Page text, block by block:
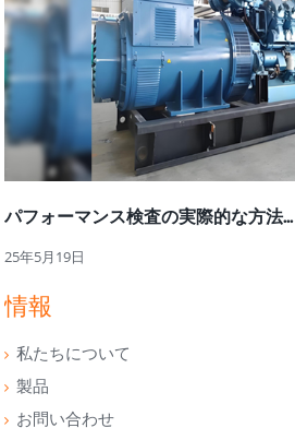
パフォーマンス検査の実際的な方法...
25年5月19日
情報
私たちについて
製品
お問い合わせ